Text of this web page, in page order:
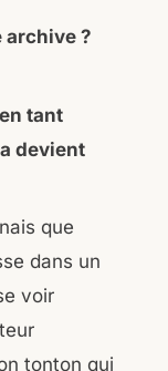
archive ?
tant
devient
que
dans un
voir
tonton qui